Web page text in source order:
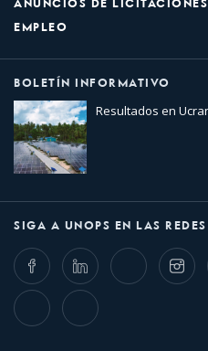
ANUNCIOS DE LICITACIONES
EMPLEO
BOLETÍN INFORMATIVO
Resultados en
SIGA A UNOPS EN LAS
FacebookLinkedIn Twitter
TikTok Flickr